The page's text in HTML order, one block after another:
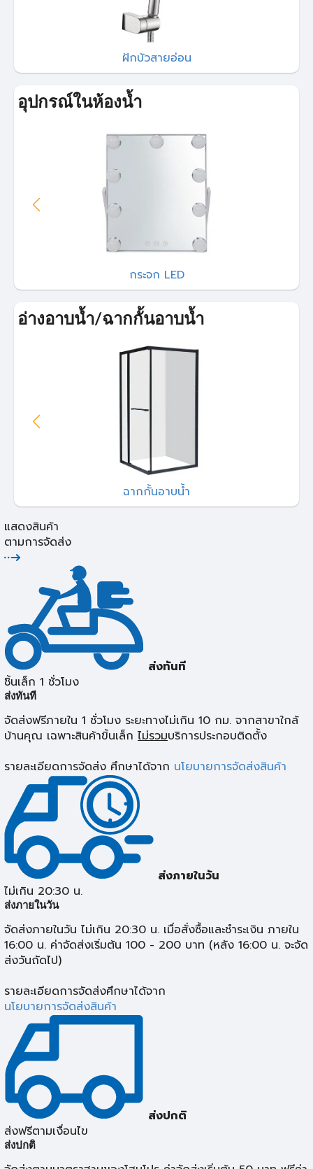
สุขภัณฑ์ 2 ชิ้น MOYA 013 3/6 ลิตร สีขาว
3,590
ราคาสุดท้าย* 2,027.30
ฝักบัวสายอ่อน
อุปกรณ์ในห้องน้ำ
กระจก LED
อ่างอาบน้ำ/ฉากกั้นอาบน้ำ
ฉากกั้นอาบน้ำ
แสดงสินค้า
ตามการจัดส่ง
ส่งทันที
ชิ้นเล็ก 1 ชั่วโมง
ส่งทันที
จัดส่งฟรีภายใน 1 ชั่วโมง ระยะทางไม่เกิน 10 กม. จากสาขาใกล้
บ้านคุณ เฉพาะสินค้าขิ้นเล็ก ไม่รวมบริการประกอบติดตั้ง
รายละเอียดการจัดส่ง ศึกษาได้จาก นโยบายการจัดส่งสินค้า
ส่งภายในวัน
ไม่เกิน 20:30 น.
ส่งภายในวัน
จัดส่งภายในวัน ไม่เกิน 20:30 น. เมื่อสั่งซื้อและชำระเงิน ภายใน
16:00 น. ค่าจัดส่งเริ่มต้น 100 - 200 บาท (หลัง 16:00 น. จะจัด
ส่งวันถัดไป)
รายละเอียดการจัดส่งศึกษาได้จาก
นโยบายการจัดส่งสินค้า
ส่งปกติ
ส่งฟรีตามเงื่อนไข
ส่งปกติ